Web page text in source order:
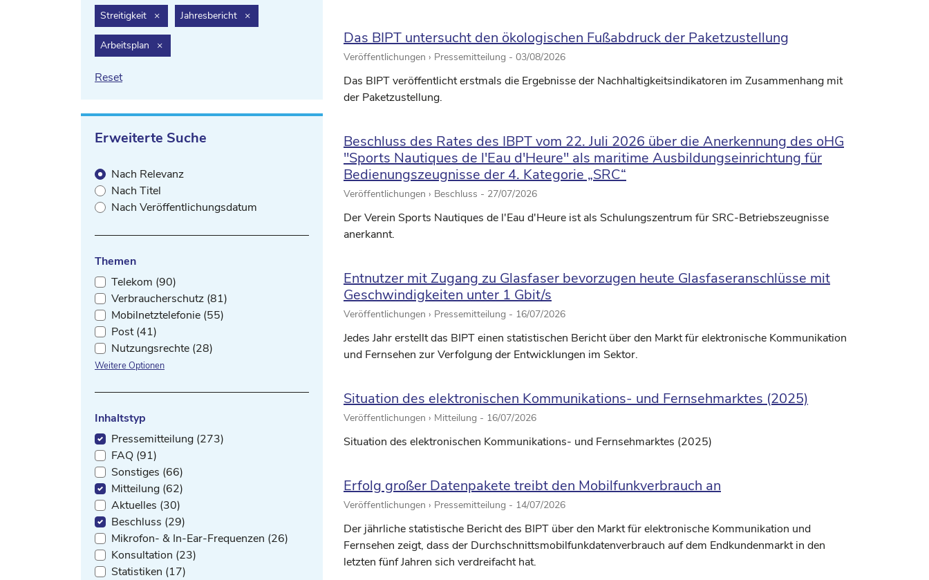
Streitigkeit ×filter.delete
Jahresbericht ×filter.delete
Arbeitsplan ×filter.delete
Reset
Erweiterte Suche
Nach Relevanz
Nach Titel
Nach Veröffentlichungsdatum
Themen
Telekom (90)
Verbraucherschutz (81)
Mobilnetztelefonie (55)
Post (41)
Nutzungsrechte (28)
Weitere Optionen
Inhaltstyp
Pressemitteilung (273)
FAQ (91)
Sonstiges (66)
Mitteilung (62)
Aktuelles (30)
Beschluss (29)
Mikrofon- & In-Ear-Frequenzen (26)
Konsultation (23)
Statistiken (17)
Das BIPT untersucht den ökologischen Fußabdruck der Paketzustellung
Veröffentlichungen › Pressemitteilung - 03/08/2026
Das BIPT veröffentlicht erstmals die Ergebnisse der Nachhaltigkeitsindikatoren im Zusammenhang mit
der Paketzustellung.
Beschluss des Rates des IBPT vom 22. Juli 2026 über die Anerkennung des oHG
"Sports Nautiques de l'Eau d'Heure" als maritime Ausbildungseinrichtung für
Bedienungszeugnisse der 4. Kategorie „SRC“
Veröffentlichungen › Beschluss - 27/07/2026
Der Verein Sports Nautiques de l'Eau d'Heure ist als Schulungszentrum für SRC-Betriebszeugnisse
anerkannt.
Entnutzer mit Zugang zu Glasfaser bevorzugen heute Glasfaseranschlüsse mit
Geschwindigkeiten unter 1 Gbit/s
Veröffentlichungen › Pressemitteilung - 16/07/2026
Jedes Jahr erstellt das BIPT einen statistischen Bericht über den Markt für elektronische Kommunikation
und Fernsehen zur Verfolgung der Entwicklungen im Sektor.
Situation des elektronischen Kommunikations- und Fernsehmarktes (2025)
Veröffentlichungen › Mitteilung - 16/07/2026
Situation des elektronischen Kommunikations- und Fernsehmarktes (2025)
Erfolg großer Datenpakete treibt den Mobilfunkverbrauch an
Veröffentlichungen › Pressemitteilung - 14/07/2026
Der jährliche statistische Bericht des BIPT über den Markt für elektronische Kommunikation und
Fernsehen zeigt, dass der Durchschnittsmobilfunkdatenverbrauch auf dem Endkundenmarkt in den
letzten fünf Jahren sich verdreifacht hat.